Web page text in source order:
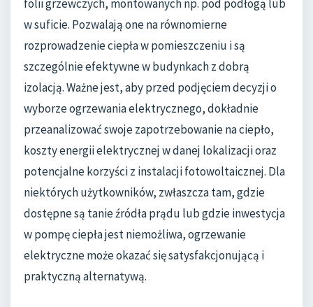
folii grzewczych, montowanych np. pod podłogą lub
w suficie. Pozwalają one na równomierne
rozprowadzenie ciepła w pomieszczeniu i są
szczególnie efektywne w budynkach z dobrą
izolacją. Ważne jest, aby przed podjęciem decyzji o
wyborze ogrzewania elektrycznego, dokładnie
przeanalizować swoje zapotrzebowanie na ciepło,
koszty energii elektrycznej w danej lokalizacji oraz
potencjalne korzyści z instalacji fotowoltaicznej. Dla
niektórych użytkowników, zwłaszcza tam, gdzie
dostępne są tanie źródła prądu lub gdzie inwestycja
w pompę ciepła jest niemożliwa, ogrzewanie
elektryczne może okazać się satysfakcjonującą i
praktyczną alternatywą.